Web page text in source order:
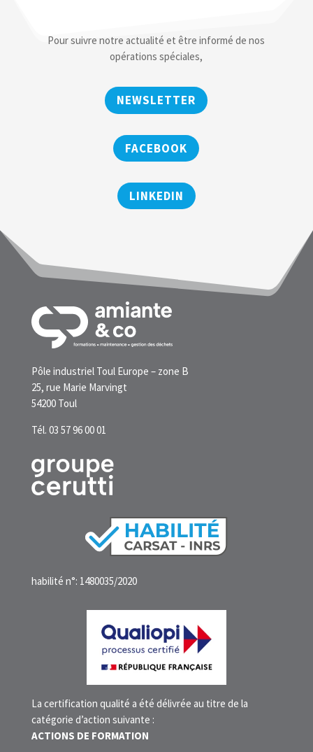
Pour suivre notre actualité et être informé de nos
opérations spéciales,
NEWSLETTER
FACEBOOK
LINKEDIN
Pôle industriel Toul Europe – zone B
25, rue Marie Marvingt
54200 Toul
Tél. 03 57 96 00 01
habilité n°: 1480035/2020
La certification qualité a été délivrée au titre de la
catégorie d’action suivante :
ACTIONS DE FORMATION